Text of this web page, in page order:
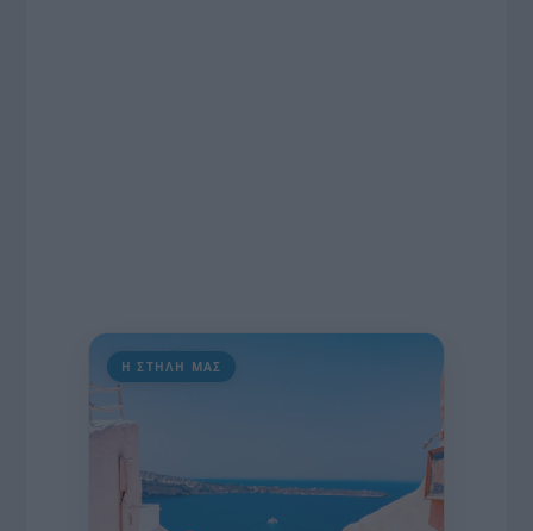
Η ΣΤΗΛΗ ΜΑΣ